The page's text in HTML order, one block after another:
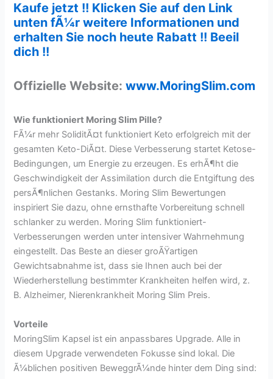
Kaufe jetzt !! Klicken Sie auf den Link
unten fÃ¼r weitere Informationen und
erhalten Sie noch heute Rabatt !! Beeil
dich !!
Offizielle Website:www.MoringSlim.com
Wie funktioniert Moring Slim Pille?
FÃ¼r mehr SoliditÃ¤t funktioniert Keto erfolgreich mit der
gesamten Keto-DiÃ¤t. Diese Verbesserung startet Ketose-
Bedingungen, um Energie zu erzeugen. Es erhÃ¶ht die
Geschwindigkeit der Assimilation durch die Entgiftung des
persÃ¶nlichen Gestanks. Moring Slim Bewertungen
inspiriert Sie dazu, ohne ernsthafte Vorbereitung schnell
schlanker zu werden. Moring Slim funktioniert-
Verbesserungen werden unter intensiver Wahrnehmung
eingestellt. Das Beste an dieser groÃŸartigen
Gewichtsabnahme ist, dass sie Ihnen auch bei der
Wiederherstellung bestimmter Krankheiten helfen wird, z.
B. Alzheimer, Nierenkrankheit Moring Slim Preis.
Vorteile
MoringSlim Kapsel ist ein anpassbares Upgrade. Alle in
diesem Upgrade verwendeten Fokusse sind lokal. Die
Ã¼blichen positiven BeweggrÃ¼nde hinter dem Ding sind: